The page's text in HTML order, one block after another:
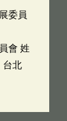
委員
會 姓
台北